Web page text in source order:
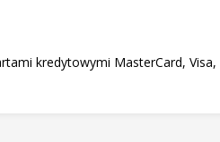
kredytowymi MasterCard, Visa,